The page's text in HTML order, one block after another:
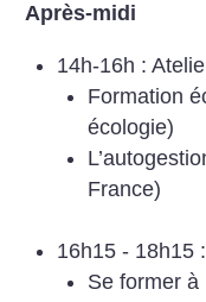
Après-midi
14h-16h :
Formation
écologie)
France)
16h15 - 18h15
Se former